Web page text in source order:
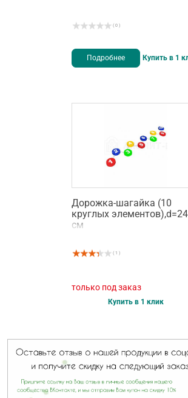
( 0 )
Подробнее Купить в 1
Дорожка-шагайка (10
круглых элементов),d=24
см
( 1 )
только под заказ
Купить в 1 клик